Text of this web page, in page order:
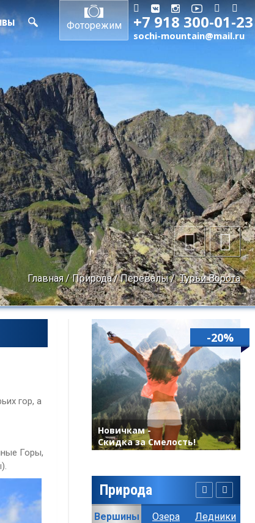
Фоторежим +7 918 300-01-23
sochi-mountain@mail.ru
Главная Природа Перевалы Турьи Ворота
гор, а
Горы,
Новичкам -
Скидка за Смелость!
-20%
Природа
Вершины Озера Ледники